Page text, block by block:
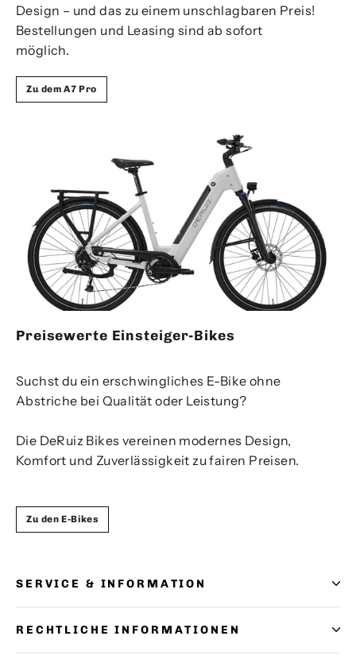
Design – und das zu einem unschlagbaren Preis!
Bestellungen und Leasing sind ab sofort
möglich.
Zu dem A7 Pro
Preisewerte Einsteiger-Bikes
Suchst du ein erschwingliches E-Bike ohne
Abstriche bei Qualität oder Leistung?
Die DeRuiz Bikes vereinen modernes Design,
Komfort und Zuverlässigkeit zu fairen Preisen.
Zu den E-Bikes
SERVICE & INFORMATION
RECHTLICHE INFORMATIONEN